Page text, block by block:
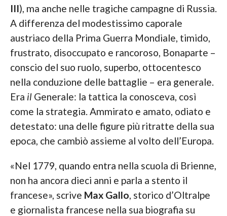
III), ma anche nelle tragiche campagne di Russia.
A differenza del modestissimo caporale
austriaco della Prima Guerra Mondiale, timido,
frustrato, disoccupato e rancoroso, Bonaparte –
conscio del suo ruolo, superbo, ottocentesco
nella conduzione delle battaglie – era generale.
Era ilGenerale: la tattica la conosceva, così
come la strategia. Ammirato e amato, odiato e
detestato: una delle figure più ritratte della sua
epoca, che cambiò assieme al volto dell’Europa.
«Nel 1779, quando entra nella scuola di Brienne,
non ha ancora dieci anni e parla a stento il
francese», scrive Max Gallo, storico d’Oltralpe
e giornalista francese nella sua biografia su